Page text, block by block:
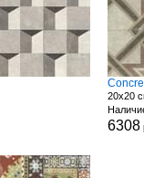
20x20
6308